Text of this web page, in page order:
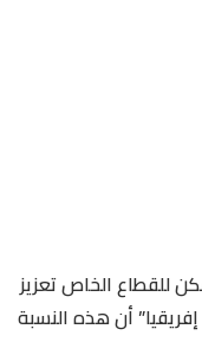
للقطاع الخاص تعزيز
أن هذه النسبة